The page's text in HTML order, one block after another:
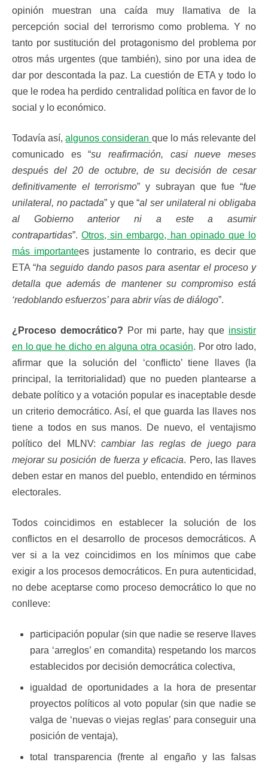
opinión muestran una caída muy llamativa de la
percepción social del terrorismo como problema. Y no
tanto por sustitución del protagonismo del problema por
otros más urgentes (que también), sino por una idea de
dar por descontada la paz. La cuestión de ETA y todo lo
que le rodea ha perdido centralidad política en favor de lo
social y lo económico.
Todavía así,algunos consideran que lo más relevante del
comunicado es “su reafirmación, casi nueve meses
después del 20 de octubre, de su decisión de cesar
definitivamente el terrorismo” y subrayan que fue “fue
unilateral, no pactada” y que “al ser unilateral ni obligaba
al Gobierno anterior ni a este a asumir
contrapartidas”.Otros, sin embargo, han opinado que lo
más importantees justamente lo contrario, es decir que
ETA “ha seguido dando pasos para asentar el proceso y
detalla que además de mantener su compromiso está
‘redoblando esfuerzos’ para abrir vías de diálogo”.
¿Proceso democrático? Por mi parte, hay que insistir
en lo que he dicho en alguna otra ocasión. Por otro lado,
afirmar que la solución del ‘conflicto’ tiene llaves (la
principal, la territorialidad) que no pueden plantearse a
debate político y a votación popular es inaceptable desde
un criterio democrático. Así, el que guarda las llaves nos
tiene a todos en sus manos. De nuevo, el ventajismo
político del MLNV: cambiar las reglas de juego para
mejorar su posición de fuerza y eficacia. Pero, las llaves
deben estar en manos del pueblo, entendido en términos
electorales.
Todos coincidimos en establecer la solución de los
conflictos en el desarrollo de procesos democráticos. A
ver si a la vez coincidimos en los mínimos que cabe
exigir a los procesos democráticos. En pura autenticidad,
no debe aceptarse como proceso democrático lo que no
conlleve:
participación popular (sin que nadie se reserve llaves
para ‘arreglos’ en comandita) respetando los marcos
establecidos por decisión democrática colectiva,
igualdad de oportunidades a la hora de presentar
proyectos políticos al voto popular (sin que nadie se
valga de ‘nuevas o viejas reglas’ para conseguir una
posición de ventaja),
total transparencia (frente al engaño y las falsas